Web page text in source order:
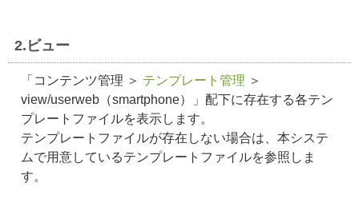
2.ビュー
「コンテンツ管理 ＞ テンプレート管理 ＞
view/userweb（smartphone）」配下に存在する各テン
プレートファイルを表示します。
テンプレートファイルが存在しない場合は、本システ
ムで用意しているテンプレートファイルを参照しま
す。